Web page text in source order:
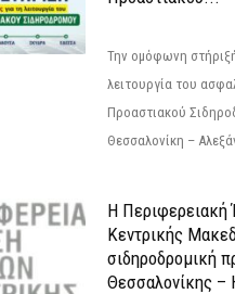
Την ομόφωνη
λειτουργία του
Προαστιακού
Θεσσαλονίκη –
Η
Κεντρικής
σιδηροδρομική
Θεσσαλονίκης –